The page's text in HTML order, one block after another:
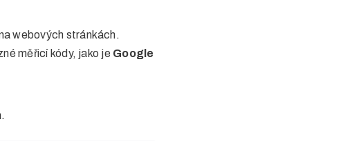
webových stránkách.
měřicí kódy, jako je Google